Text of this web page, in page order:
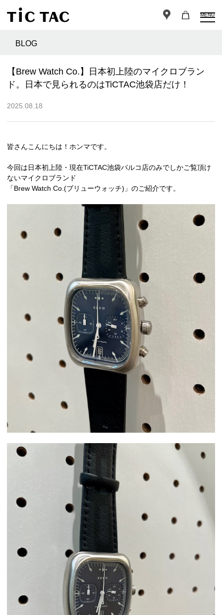
MENU
BLOG
【Brew Watch Co.】日本初上陸のマイクロブラン
ド。日本で見られるのはTiCTAC池袋店だけ！
2025.08.18
皆さんこんにちは！ホンマです。
今回は日本初上陸・現在TiCTAC池袋パルコ店のみでしかご覧頂け
ないマイクロブランド
「Brew Watch Co.(ブリューウォッチ)」のご紹介です。